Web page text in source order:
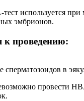
используется
эмбрионов.
к проведению:
сперматозоидов в
провести